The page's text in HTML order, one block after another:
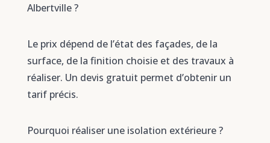
Albertville ?
Le prix dépend de l’état des façades, de la
surface, de la finition choisie et des travaux à
réaliser. Un devis gratuit permet d’obtenir un
tarif précis.
Pourquoi réaliser une isolation extérieure ?